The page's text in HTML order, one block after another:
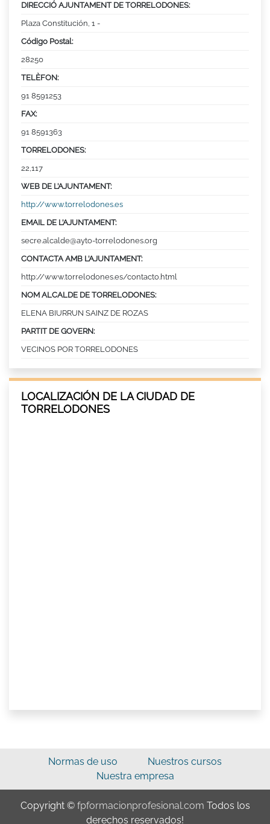
DIRECCIÓ AJUNTAMENT DE TORRELODONES:
Plaza Constitución, 1 -
Código Postal:
28250
TELÈFON:
91 8591253
FAX:
91 8591363
TORRELODONES:
22,117
WEB DE L’AJUNTAMENT:
http://www.torrelodones.es
EMAIL DE L’AJUNTAMENT:
secre.alcalde@ayto-torrelodones.org
CONTACTA AMB L’AJUNTAMENT:
http://www.torrelodones.es/contacto.html
NOM ALCALDE DE TORRELODONES:
ELENA BIURRUN SAINZ DE ROZAS
PARTIT DE GOVERN:
VECINOS POR TORRELODONES
LOCALIZACIÓN DE LA CIUDAD DE
TORRELODONES
Normas de uso
Nuestros cursos
Nuestra empresa
Copyright © fpformacionprofesional.com Todos los
derechos reservados!